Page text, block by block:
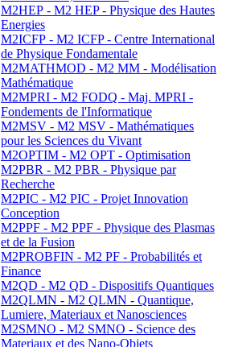
M2HEP - M2 HEP - Physique des Hautes
Energies
M2ICFP - M2 ICFP - Centre International
de Physique Fondamentale
M2MATHMOD - M2 MM - Modélisation
Mathématique
M2MPRI - M2 FODQ - Maj. MPRI -
Fondements de l'Informatique
M2MSV - M2 MSV - Mathématiques
pour les Sciences du Vivant
M2OPTIM - M2 OPT - Optimisation
M2PBR - M2 PBR - Physique par
Recherche
M2PIC - M2 PIC - Projet Innovation
Conception
M2PPF - M2 PPF - Physique des Plasmas
et de la Fusion
M2PROBFIN - M2 PF - Probabilités et
Finance
M2QD - M2 QD - Dispositifs Quantiques
M2QLMN - M2 QLMN - Quantique,
Lumiere, Materiaux et Nanosciences
M2SMNO - M2 SMNO - Science des
Materiaux et des Nano-Objets